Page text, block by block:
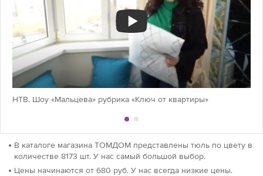
НТВ. Шоу «Мальцева» рубрика «Ключ от квартиры»
В каталоге магазина ТОМДОМ представлены тюль по цвету в
количестве 8173 шт. У нас самый большой выбор.
Цены начинаются от 680 руб. У нас всегда низкие цены.